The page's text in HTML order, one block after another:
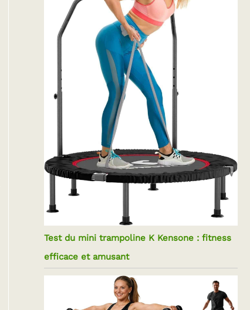
Test du mini trampoline K Kensone : fitness
efficace et amusant